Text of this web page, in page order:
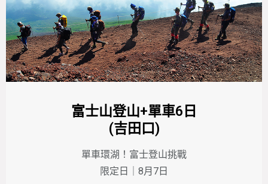
富士山登山+單車6日
(吉田口)
單車環湖！富士登山挑戰
限定日｜8月7日